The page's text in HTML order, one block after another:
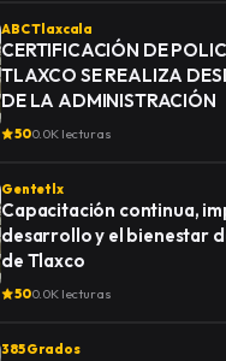
ABC Tlaxcala
CERTIFICACIÓN DE
TLAXCO SE REALIZA
DE LA ADMINISTRACIÓN
500.0K lecturas
Gentetlx
Capacitación continua,
desarrollo y el bienestar
de Tlaxco
500.0K lecturas
385 Grados